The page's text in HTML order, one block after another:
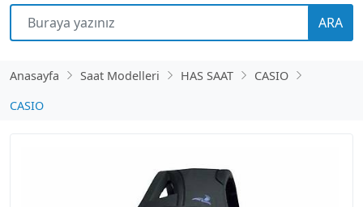
ARA
Anasayfa Saat Modelleri HAS SAAT
CASIO
CASIO